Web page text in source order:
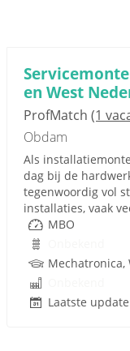
en West
ProfMatch (1
Obdam
Als
dag bij de
tegenwoordig vol
installaties, vaak
MBO
Laatste